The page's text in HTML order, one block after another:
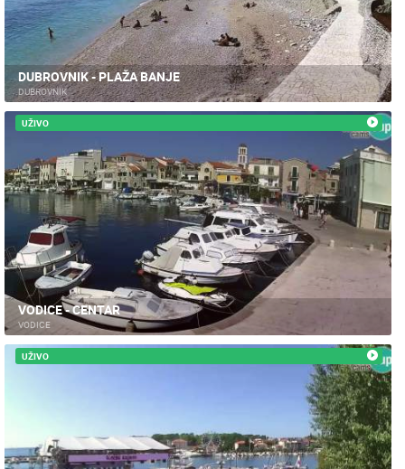
DUBROVNIK - PLAŽA BANJE
DUBROVNIK
UŽIVO
VODICE - CENTAR
VODICE
UŽIVO